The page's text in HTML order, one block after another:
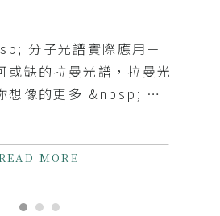
分子光譜實際應用－
或缺的拉曼光譜，拉曼光
想像的更多 &nbsp; 重
MORE